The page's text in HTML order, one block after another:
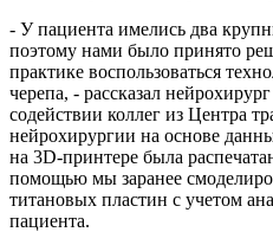
- У пациента имелись два
поэтому нами было принято
практике воспользоваться
черепа, - рассказал
содействии коллег из Центра
нейрохирургии на основе
на 3D-принтере была
помощью мы заранее
титановых пластин с учетом
пациента.